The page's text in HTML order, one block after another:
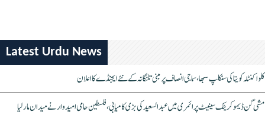
Latest Urdu News
کلواکنٹلہ کویتا کی سنکلپ سبھا، سماجی انصاف پر مبنی تلنگانہ کے نئے ایجنڈے کا اعلان
مشی گن ڈیموکریٹک سینیٹ پرائمری میں عبدالسعید کی بڑی کامیابی، فلسطین حامی امیدوار نے میدان مار لیا